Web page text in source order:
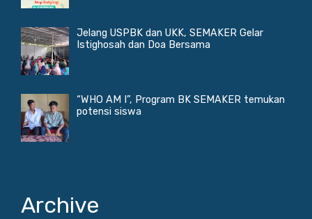
Jelang USPBK dan UKK, SEMAKER Gelar
Istighosah dan Doa Bersama
“WHO AM I”, Program BK SEMAKER temukan
potensi siswa
Archive